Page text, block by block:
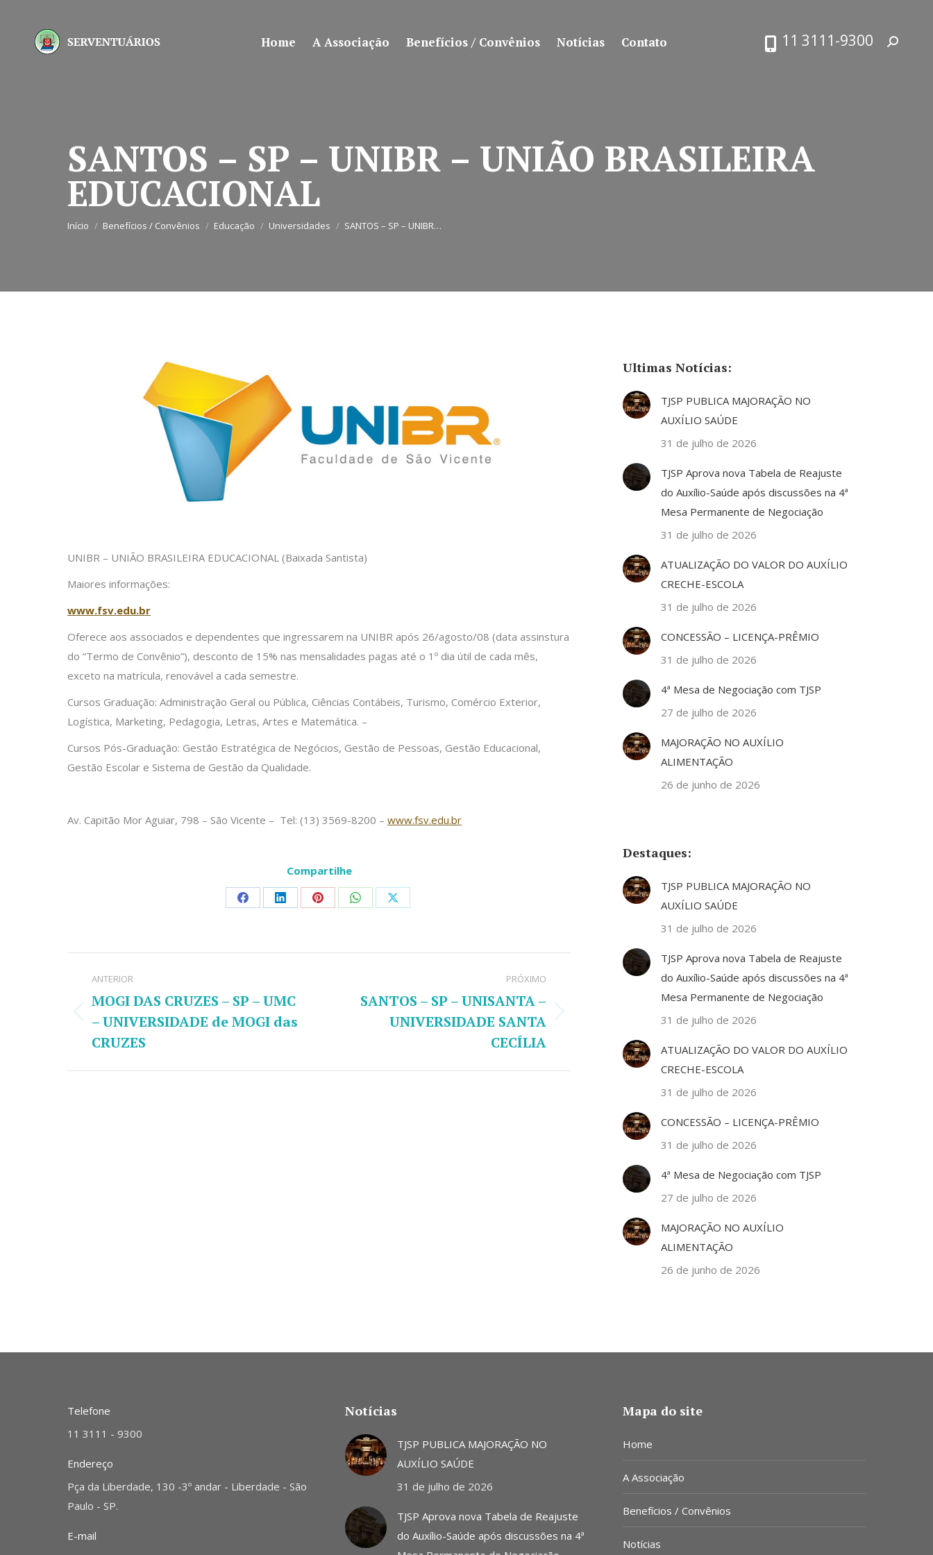
Home A Associação Benefícios / Convênios Notícias Contato 11 3111-9300 Search:
SANTOS – SP – UNIBR – UNIÃO BRASILEIRA
EDUCACIONAL
Você está aqui:
Início Benefícios / Convênios Educação Universidades SANTOS – SP – UNIBR…
UNIBR – UNIÃO BRASILEIRA EDUCACIONAL (Baixada Santista)
Maiores informações:
www.fsv.edu.br
Oferece aos associados e dependentes que ingressarem na UNIBR após 26/agosto/08 (data assinstura
do “Termo de Convênio”), desconto de 15% nas mensalidades pagas até o 1º dia útil de cada mês,
exceto na matrícula, renovável a cada semestre.
Cursos Graduação: Administração Geral ou Pública, Ciências Contábeis, Turismo, Comércio Exterior,
Logística, Marketing, Pedagogia, Letras, Artes e Matemática. –
Cursos Pós-Graduação: Gestão Estratégica de Negócios, Gestão de Pessoas, Gestão Educacional,
Gestão Escolar e Sistema de Gestão da Qualidade.
Av. Capitão Mor Aguiar, 798 – São Vicente – Tel: (13) 3569-8200 – www.fsv.edu.br
Compartilhe
Share Share Share Share Share
de
post:
ANTERIOR
Post
anterior:
MOGI DAS CRUZES – SP – UMC
– UNIVERSIDADE de MOGI das
CRUZES
PRÓXIMO
SANTOS – SP – UNISANTA –
UNIVERSIDADE SANTA
CECÍLIA
Ultimas Notícias:
TJSP PUBLICA MAJORAÇÃO NO
AUXÍLIO SAÚDE
31 de julho de 2026
TJSP Aprova nova Tabela de Reajuste
do Auxílio-Saúde após discussões na 4ª
Mesa Permanente de Negociação
31 de julho de 2026
ATUALIZAÇÃO DO VALOR DO AUXÍLIO
CRECHE-ESCOLA
31 de julho de 2026
CONCESSÃO – LICENÇA-PRÊMIO
31 de julho de 2026
4ª Mesa de Negociação com TJSP
27 de julho de 2026
MAJORAÇÃO NO AUXÍLIO
ALIMENTAÇÃO
26 de junho de 2026
Destaques:
TJSP PUBLICA MAJORAÇÃO NO
AUXÍLIO SAÚDE
31 de julho de 2026
TJSP Aprova nova Tabela de Reajuste
do Auxílio-Saúde após discussões na 4ª
Mesa Permanente de Negociação
31 de julho de 2026
ATUALIZAÇÃO DO VALOR DO AUXÍLIO
CRECHE-ESCOLA
31 de julho de 2026
CONCESSÃO – LICENÇA-PRÊMIO
31 de julho de 2026
4ª Mesa de Negociação com TJSP
27 de julho de 2026
MAJORAÇÃO NO AUXÍLIO
ALIMENTAÇÃO
26 de junho de 2026
Telefone
11 3111 - 9300
Endereço
Pça da Liberdade, 130 -3º andar - Liberdade - São
Paulo - SP.
E-mail
Notícias
TJSP PUBLICA MAJORAÇÃO NO
AUXÍLIO SAÚDE
31 de julho de 2026
TJSP Aprova nova Tabela de Reajuste
do Auxílio-Saúde após discussões na 4ª
Mapa do site
Home
A Associação
Benefícios / Convênios
Notícias